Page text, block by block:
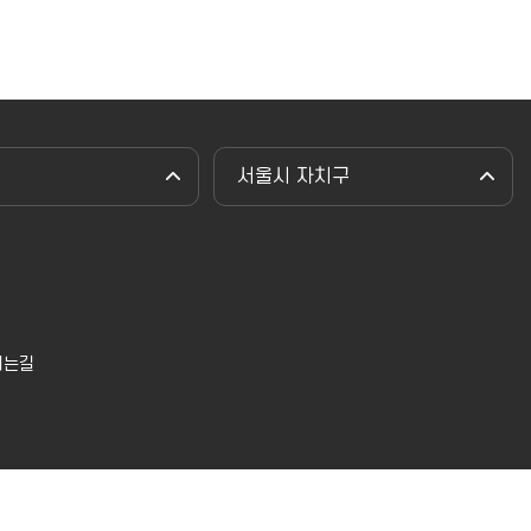
서울시 자치구
길